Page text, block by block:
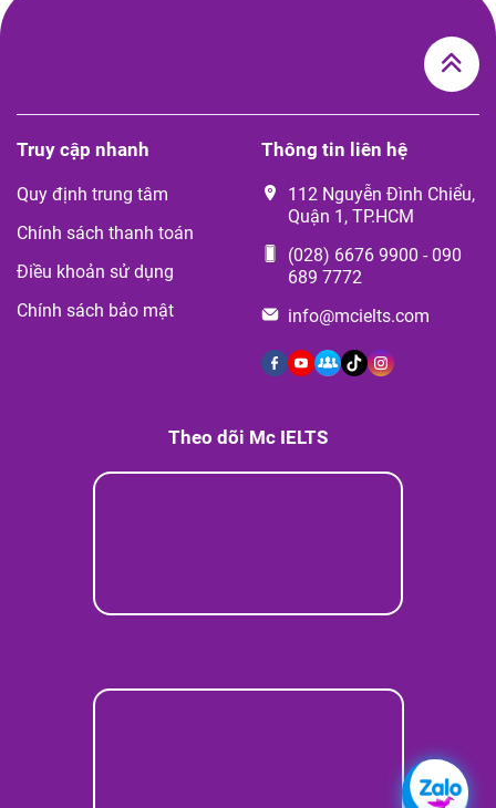
Truy cập nhanh
Quy định trung tâm
Chính sách thanh toán
Điều khoản sử dụng
Chính sách bảo mật
Thông tin liên hệ
112 Nguyễn Đình Chiểu,
Quận 1, TP.HCM
(028) 6676 9900 - 090
689 7772
info@mcielts.com
Theo dõi Mc IELTS